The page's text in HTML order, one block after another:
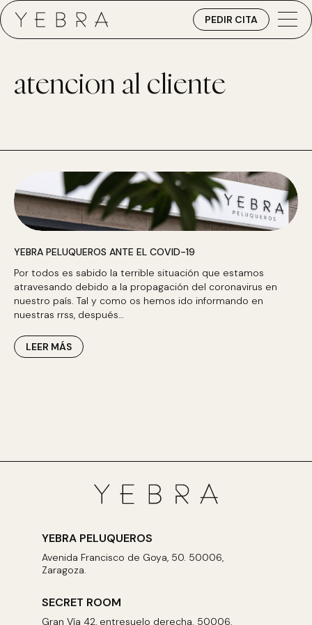
PEDIR CITA
atencion al cliente
YEBRA PELUQUEROS ANTE EL COVID-19
Por todos es sabido la terrible situación que estamos
atravesando debido a la propagación del coronavirus en
nuestro país. Tal y como os hemos ido informando en
nuestras rrss, después…
LEER MÁS
YEBRA PELUQUEROS
Avenida Francisco de Goya, 50. 50006,
Zaragoza.
SECRET ROOM
Gran Vía 42, entresuelo derecha. 50006,